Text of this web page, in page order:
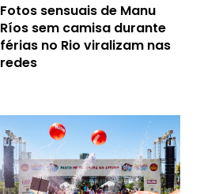
Fotos sensuais de Manu
Ríos sem camisa durante
férias no Rio viralizam nas
redes